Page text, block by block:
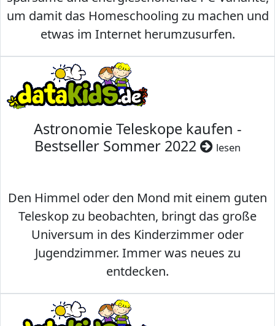
um damit das Homeschooling zu machen und
etwas im Internet herumzusurfen.
Astronomie Teleskope kaufen -
Bestseller Sommer 2022
lesen
Den Himmel oder den Mond mit einem guten
Teleskop zu beobachten, bringt das große
Universum in des Kinderzimmer oder
Jugendzimmer. Immer was neues zu
entdecken.